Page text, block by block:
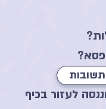
וננסה לעזור בכיף